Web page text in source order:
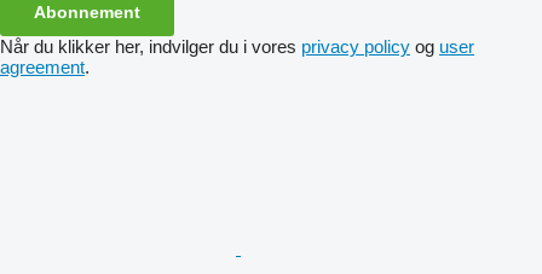
Abonnement
Når du klikker her, indvilger du i vores privacy policy og user
agreement.